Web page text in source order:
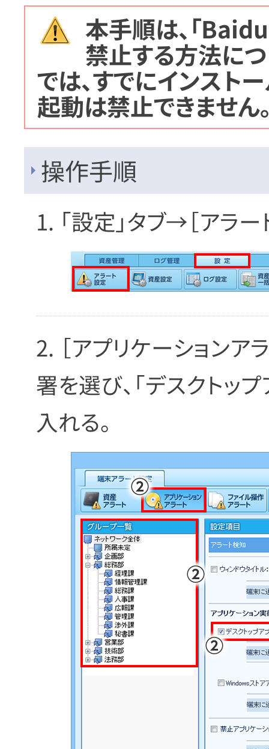
本手順は、「
禁止する方法に
では、すでにインスト
起動は禁止できません
操作手順
「設定」タブ→［アラ
［アプリケーションア
署を選び、「デスクトッ
入れる。